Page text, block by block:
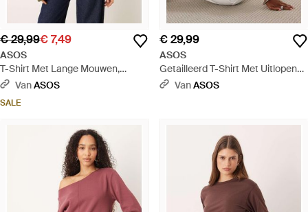
€ 29,99€ 7,49
ASOS
T-Shirt Met Lange Mouwen,
Interlocknaad Aan De Voorkant
VanASOS
SALE
€ 29,99
ASOS
Getailleerd T-Shirt Met Uitlopende
Mouwen, V-Achterkant En
VanASOS